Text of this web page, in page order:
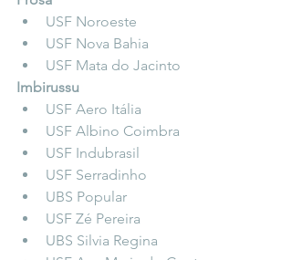
USF Noroeste
USF Nova Bahia
USF Mata do Jacinto
Imbirussu
USF Aero Itália
USF Albino Coimbra
USF Indubrasil
USF Serradinho
UBS Popular
USF Zé Pereira
UBS Silvia Regina